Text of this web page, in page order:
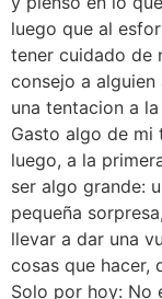
luego que al
tener cuidado de
consejo a
una tentacion a
Gasto algo de mi
luego, a la
ser algo grande:
pequeña
llevar a dar una
cosas que hacer,
Solo por hoy: No